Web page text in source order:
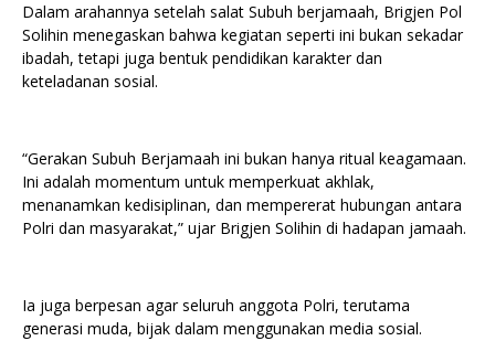
Dalam arahannya setelah salat Subuh berjamaah, Brigjen Pol
Solihin menegaskan bahwa kegiatan seperti ini bukan sekadar
ibadah, tetapi juga bentuk pendidikan karakter dan
keteladanan sosial.
“Gerakan Subuh Berjamaah ini bukan hanya ritual keagamaan.
Ini adalah momentum untuk memperkuat akhlak,
menanamkan kedisiplinan, dan mempererat hubungan antara
Polri dan masyarakat,” ujar Brigjen Solihin di hadapan jamaah.
Ia juga berpesan agar seluruh anggota Polri, terutama
generasi muda, bijak dalam menggunakan media sosial.